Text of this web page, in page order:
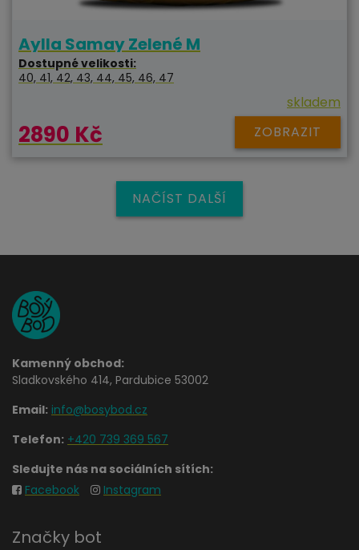
Aylla Samay Zelené M
Dostupné velikosti:
40, 41, 42, 43, 44, 45, 46, 47
skladem
2890 Kč ZOBRAZIT
NAČÍST DALŠÍ
Kamenný obchod:
Sladkovského 414, Pardubice 53002
Email: info@bosybod.cz
Telefon: +420 739 369 567
Sledujte nás na sociálních sítích:
Facebook
Instagram
Značky bot